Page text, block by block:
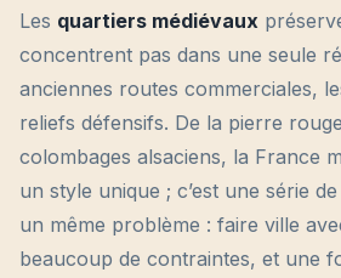
Les quartiers médiévaux
concentrent pas dans une seule
anciennes routes commerciales,
reliefs défensifs. De la pierre
colombages alsaciens, la France
un style unique ; c’est une série
un même problème : faire ville
beaucoup de contraintes, et une